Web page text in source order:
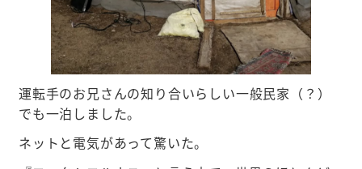
運転手のお兄さんの知り合いらしい一般民家（？）
でも一泊しました。
ネットと電気があって驚いた。